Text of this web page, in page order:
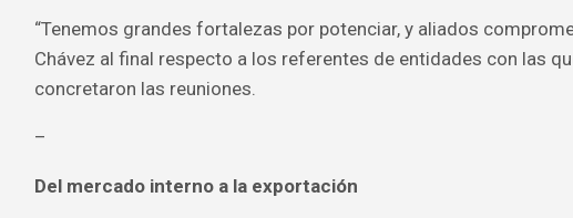
“Tenemos grandes fortalezas por potenciar, y aliados
Chávez al final respecto a los referentes de entidades con las
concretaron las reuniones.
–
Del mercado interno a la exportación